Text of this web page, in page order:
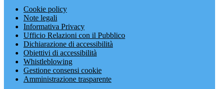
Cookie policy
Note legali
Informativa Privacy
Ufficio Relazioni con il Pubblico
Dichiarazione di accessibilità
Obiettivi di accessibilità
Whistleblowing
Gestione consensi cookie
Amministrazione trasparente